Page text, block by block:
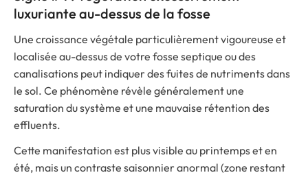
luxuriante au-dessus de la fosse
Une croissance végétale particulièrement vigoureuse et
localisée au-dessus de votre fosse septique ou des
canalisations peut indiquer des fuites de nutriments dans
le sol. Ce phénomène révèle généralement une
saturation du système et une mauvaise rétention des
effluents.
Cette manifestation est plus visible au printemps et en
été, mais un contraste saisonnier anormal (zone restant